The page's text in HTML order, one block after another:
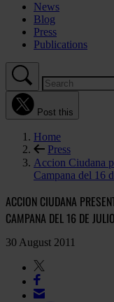
News
Blog
Press
Publications
Post this
Home
Press
Accion Ciudana
Campana del 16
ACCION CIUDANA
CAMPANA DEL 16 DE
30 August 2011